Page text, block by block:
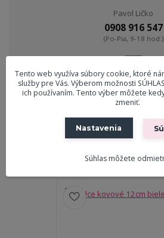
Pavol Ličko
0908 916 547
(Po-Pia, 9-18 hod.)
Súvisiaci tovar 7
Tento web využíva súbory cookie, ktoré
služby pre Vás. Výberom možnosti
ich používaním. Tento výber môžete
zmeniť.
Nastavenia
Súhlas môžete